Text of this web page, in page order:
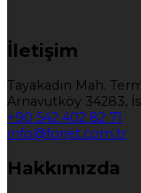
İletişim
Tayakadın Mah.
Arnavutköy 34283,
+90 542 402 82 71
info@forjet.com.tr
Hakkımızda